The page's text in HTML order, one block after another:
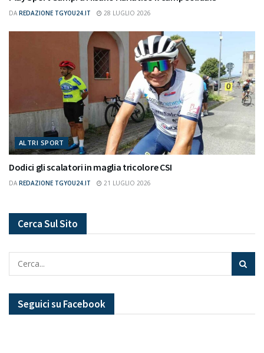
DA REDAZIONE TGYOU24.IT 28 LUGLIO 2026
ALTRI SPORT
Dodici gli scalatori in maglia tricolore CSI
DA REDAZIONE TGYOU24.IT 21 LUGLIO 2026
Cerca Sul Sito
Seguici su Facebook